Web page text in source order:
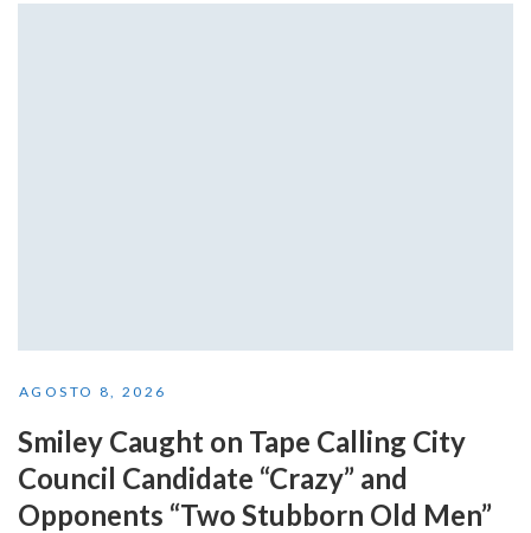
AGOSTO 8, 2026
Smiley Caught on Tape Calling City
Council Candidate “Crazy” and
Opponents “Two Stubborn Old Men”